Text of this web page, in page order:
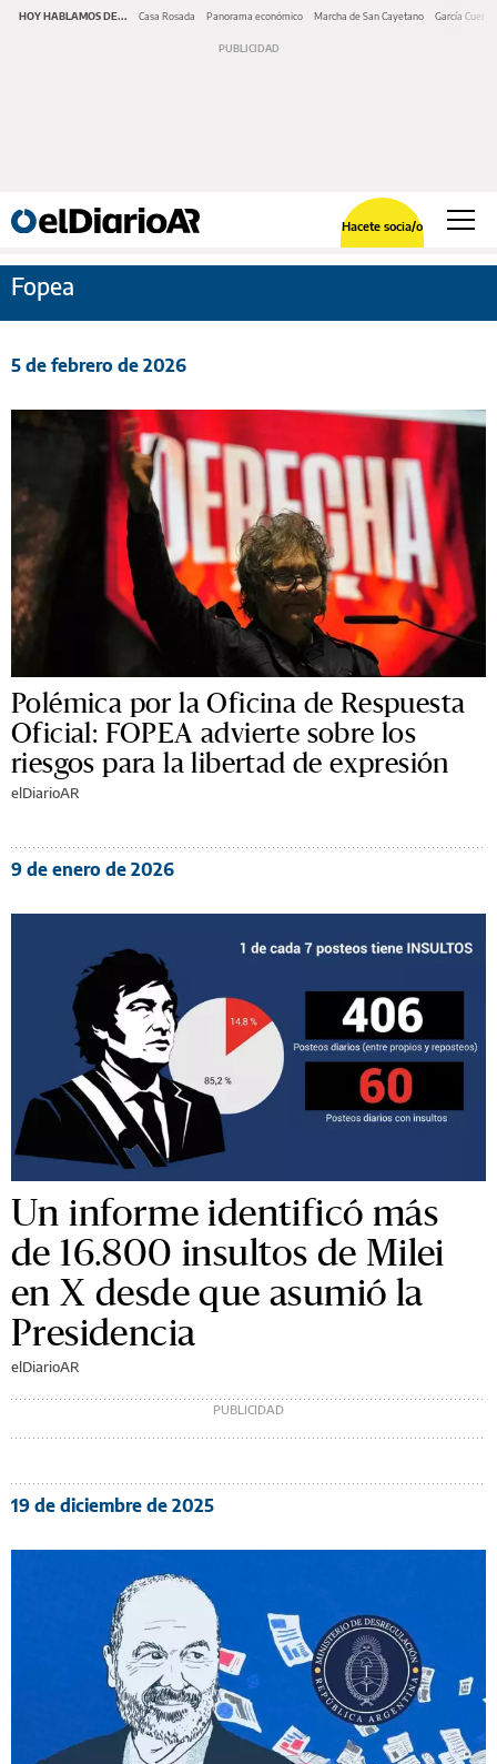
HOY HABLAMOS DE... Casa Rosada Panorama económico Marcha de San Cayetano García Cuerva
Hacete socia/o
Fopea
5 de febrero de 2026
Polémica por la Oficina de Respuesta
Oficial: FOPEA advierte sobre los
riesgos para la libertad de expresión
elDiarioAR
9 de enero de 2026
Un informe identificó más
de 16.800 insultos de Milei
en X desde que asumió la
Presidencia
elDiarioAR
19 de diciembre de 2025